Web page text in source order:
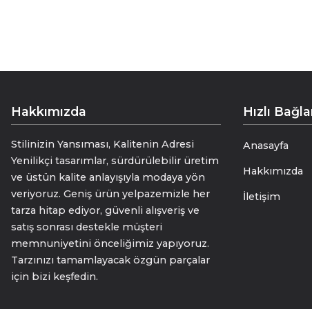
Hakkımızda
Stilinizin Yansıması, Kalitenin Adresi
Yenilikçi tasarımlar, sürdürülebilir üretim
ve üstün kalite anlayışıyla modaya yön
veriyoruz. Geniş ürün yelpazemizle her
tarza hitap ediyor, güvenli alışveriş ve
satış sonrası destekle müşteri
memnuniyetini önceliğimiz yapıyoruz.
Tarzınızı tamamlayacak özgün parçalar
için bizi keşfedin.
Hızlı
Anasayfa
Hakkımızda
İletişim